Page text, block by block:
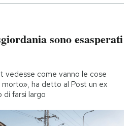
sono esasperati
vedesse come vanno le cose
ha detto al Post un ex
di farsi largo